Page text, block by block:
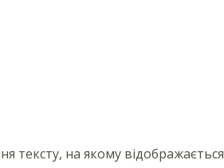
тексту, на якому відображається